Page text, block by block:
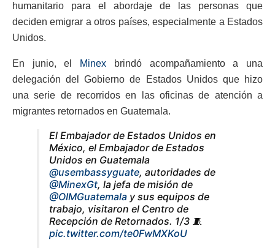
humanitario para el abordaje de las personas que
deciden emigrar a otros países, especialmente a Estados
Unidos.
En junio, el Minex brindó acompañamiento a una
delegación del Gobierno de Estados Unidos que hizo
una serie de recorridos en las oficinas de atención a
migrantes retornados en Guatemala.
El Embajador de Estados Unidos en
México, el Embajador de Estados
Unidos en Guatemala
@usembassyguate, autoridades de
@MinexGt, la jefa de misión de
@OIMGuatemala y sus equipos de
trabajo, visitaron el Centro de
Recepción de Retornados. 1/3 🧵
pic.twitter.com/te0FwMXKoU